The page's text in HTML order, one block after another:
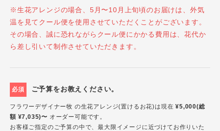
※生花アレンジの場合、5月〜10月上旬頃のお届けは、外気
温を見てクール便を使用させていただくことがございます。
その場合、誠に恐れながらクール便にかかる費用は、花代か
ら差し引いて制作させていただきます。
必須 ご予算をお教えください。
フラワーデザイナー牧 の生花アレンジ(置けるお花)は現在¥5,000(総
額 ¥7,035)〜 オーダー可能です。
お客様ご指定のご予算の中で、最大限イメージに近づけてお作りいた